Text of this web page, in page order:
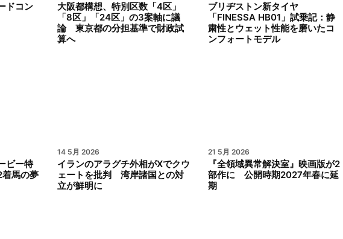
ドコン
大阪都構想、特別区数「4区」
「8区」「24区」の3案軸に議
論 東京都の分担基準で財政試
算へ
ブリヂストン新タイヤ
「FINESSA HB01」試乗記：静
粛性とウェット性能を磨いたコ
ンフォートモデル
ビー特
馬の夢
14 5月 2026
イランのアラグチ外相がXでクウ
ェートを批判 湾岸諸国との対
立が鮮明に
21 5月 2026
『全領域異常解決室』映画版が2
部作に 公開時期2027年春に延
期